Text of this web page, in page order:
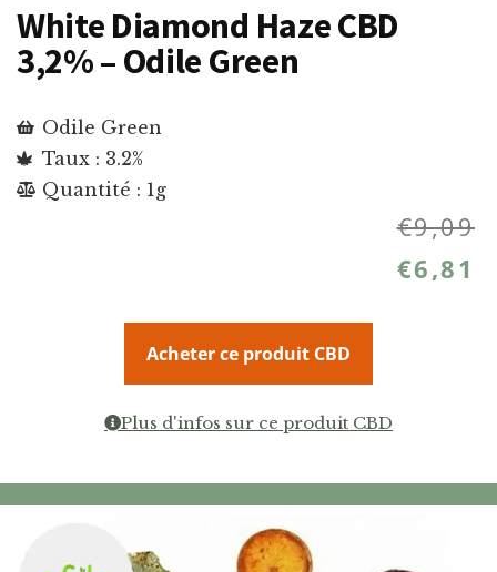
White Diamond Haze CBD
3,2% – Odile Green
Odile Green
Taux : 3.2%
Quantité : 1g
€9,09
€6,81
Acheter ce produit CBD
Plus d'infos sur ce produit CBD